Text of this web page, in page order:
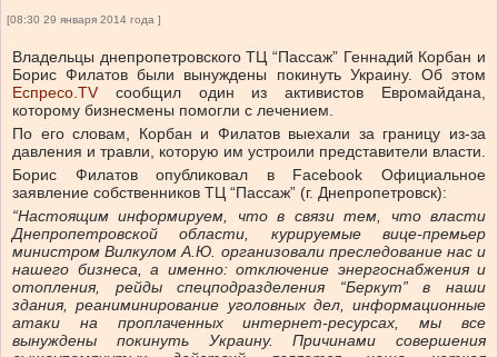
[08:30 29 января 2014 года ]
Владельцы днепропетровского ТЦ “Пассаж” Геннадий Корбан и
Борис Филатов были вынуждены покинуть Украину. Об этом
Еспресо.TV сообщил один из активистов Евромайдана,
которому бизнесмены помогли с лечением.
По его словам, Корбан и Филатов выехали за границу из-за
давления и травли, которую им устроили представители власти.
Борис Филатов опубликовал в Facebook Официальное
заявление собственников ТЦ “Пассаж” (г. Днепропетровск):
“Настоящим информируем, что в связи тем, что власти
Днепропетровской области, курируемые вице-премьер
министром Вилкулом А.Ю. организовали преследование нас и
нашего бизнеса, а именно: отключение энергоснабжения и
отопления, рейды спецподразделения “Беркут” в наши
здания, реаниминирование уголовных дел, информационные
атаки на проплаченных интернет-ресурсах, мы все
вынуждены покинуть Украину. Причинами совершения